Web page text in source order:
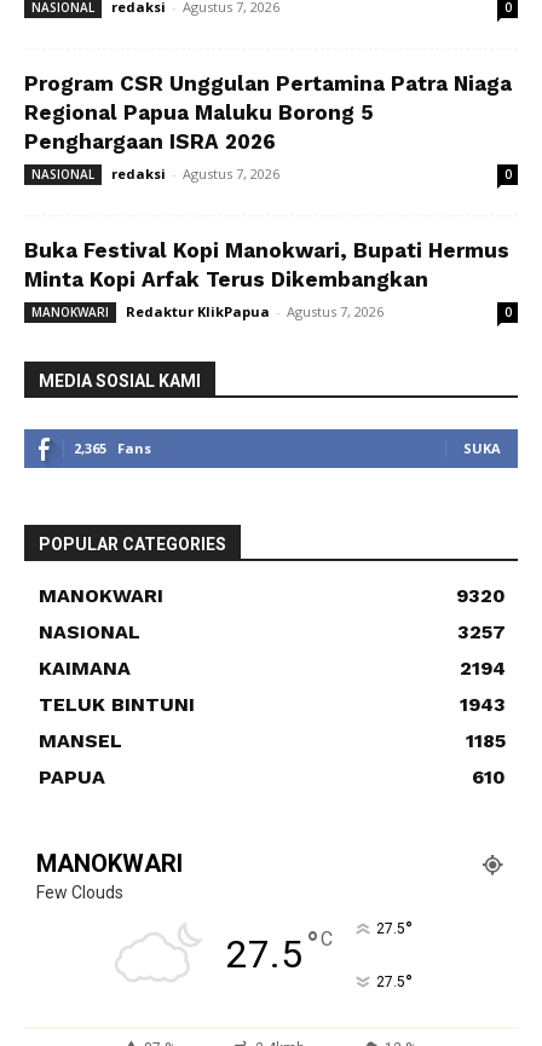
NASIONAL redaksi - Agustus 7, 2026 0
Program CSR Unggulan Pertamina Patra Niaga
Regional Papua Maluku Borong 5
Penghargaan ISRA 2026
NASIONAL redaksi - Agustus 7, 2026 0
Buka Festival Kopi Manokwari, Bupati Hermus
Minta Kopi Arfak Terus Dikembangkan
MANOKWARI Redaktur KlikPapua - Agustus 7, 2026 0
MEDIA SOSIAL KAMI
2,365 Fans SUKA
POPULAR CATEGORIES
MANOKWARI
9320
NASIONAL
3257
KAIMANA
2194
TELUK BINTUNI
1943
MANSEL
1185
PAPUA
610
MANOKWARI
Few Clouds
27.5°C 27.5°
27.5°